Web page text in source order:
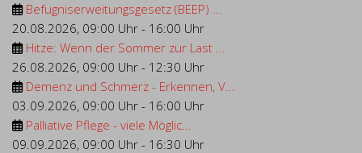
Befugniserweitungsgesetz (BEEP) ...
20.08.2026, 09:00 Uhr - 16:00 Uhr
Hitze: Wenn der Sommer zur Last ...
26.08.2026, 09:00 Uhr - 12:30 Uhr
Demenz und Schmerz - Erkennen, V...
03.09.2026, 09:00 Uhr - 16:00 Uhr
Palliative Pflege - viele Möglic...
09.09.2026, 09:00 Uhr - 16:30 Uhr